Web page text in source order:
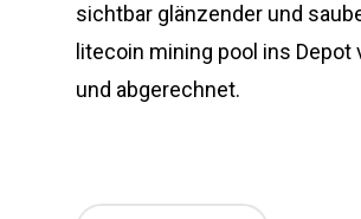
sichtbar glänzender und
litecoin mining pool ins Depot
und abgerechnet.